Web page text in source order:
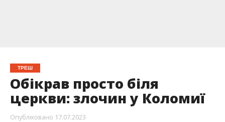
ТРЕШ
Обікрав просто біля
церкви: злочин у Коломиї
Опубліковано 17.07.2023